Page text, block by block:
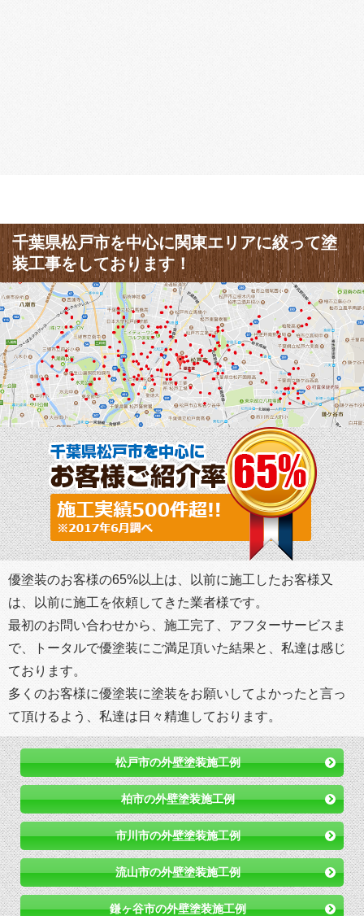
千葉県松戸市を中心に関東エリアに絞って塗
装工事をしております！
優塗装のお客様の65%以上は、以前に施工したお客様又
は、以前に施工を依頼してきた業者様です。
最初のお問い合わせから、施工完了、アフターサービスま
で、トータルで優塗装にご満足頂いた結果と、私達は感じ
ております。
多くのお客様に優塗装に塗装をお願いしてよかったと言っ
て頂けるよう、私達は日々精進しております。
松戸市の外壁塗装施工例
柏市の外壁塗装施工例
市川市の外壁塗装施工例
流山市の外壁塗装施工例
鎌ヶ谷市の外壁塗装施工例